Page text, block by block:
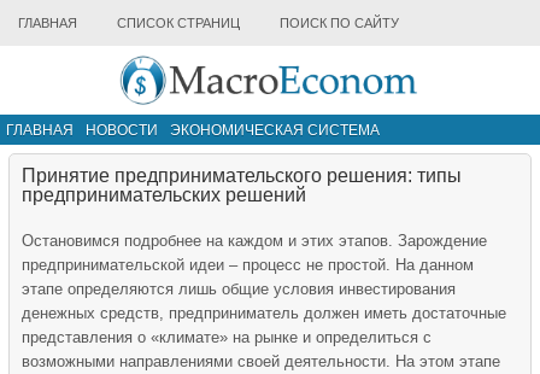
ГЛАВНАЯ СПИСОК СТРАНИЦ ПОИСК ПО САЙТУ
ГЛАВНАЯ НОВОСТИ
ЭКОНОМИЧЕСКАЯ СИСТЕМА
ИНФРАСТРУКТУРА РЫНКА
Принятие предпринимательского решения: типы
предпринимательских решений
Остановимся подробнее на каждом и этих этапов. Зарождение
предпринимательской идеи – процесс не простой. На данном
этапе определяются лишь общие условия инвестирования
денежных средств, предприниматель должен иметь достаточные
представления о «климате» на рынке и определиться с
возможными направлениями своей деятельности. На этом этапе